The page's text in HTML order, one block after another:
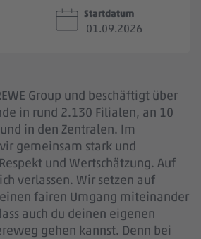
Startdatum
01.09.2026
Group und beschäftigt über
in rund 2.130 Filialen, an 10
in den Zentralen. Im
gemeinsam stark und
und Wertschätzung. Auf
verlassen. Wir setzen auf
fairen Umgang miteinander
auch du deinen eigenen
gehen kannst. Denn bei